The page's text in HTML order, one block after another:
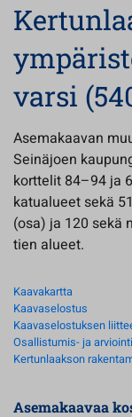
varsi
Asemakaavan
Seinäjoen
korttelit 84–94 ja
katualueet sekä
(osa) ja 120 sekä
tien alueet.
Kaavakartta
Kaavaselostus
Kaavaselostuksen
Osallistumis- ja
Kertunlaakson
Asemakaavaa